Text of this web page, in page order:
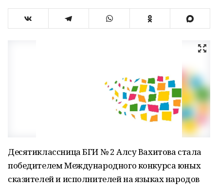
Десятиклассница БГИ № 2 Алсу Вахитова стала
победителем Международного конкурса юных
сказителей и исполнителей на языках народов